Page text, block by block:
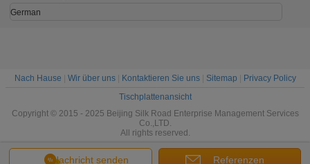
Nachricht senden Referenzen
German
Nach Hause Wir über uns| Kontaktieren Sie uns| Sitemap
Privacy Policy
Tischplattenansicht
Copyright © 2015 - 2025 Beijing Silk Road Enterprise Management Services
Co.,LTD.
All rights reserved.